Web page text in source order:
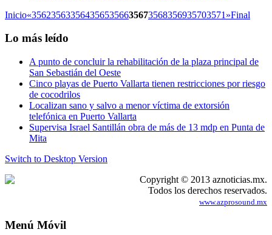
Inicio«3562356335643565356635673568356935703571 »Final
Lo más leído
A punto de concluir la rehabilitación de la plaza principal de
San Sebastián del Oeste
Cinco playas de Puerto Vallarta tienen restricciones por riesgo
de cocodrilos
Localizan sano y salvo a menor víctima de extorsión
telefónica en Puerto Vallarta
Supervisa Israel Santillán obra de más de 13 mdp en Punta de
Mita
Switch to Desktop Version
Copyright © 2013 aznoticias.mx.
Todos los derechos reservados.
www.azprosound.mx
Menú Móvil